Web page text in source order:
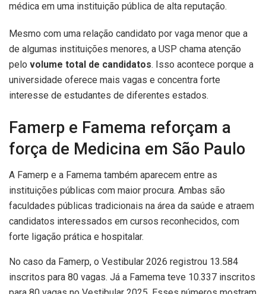
médica em uma instituição pública de alta reputação.
Mesmo com uma relação candidato por vaga menor que a
de algumas instituições menores, a USP chama atenção
pelo volume total de candidatos. Isso acontece porque a
universidade oferece mais vagas e concentra forte
interesse de estudantes de diferentes estados.
Famerp e Famema reforçam a
força de Medicina em São Paulo
A Famerp e a Famema também aparecem entre as
instituições públicas com maior procura. Ambas são
faculdades públicas tradicionais na área da saúde e atraem
candidatos interessados em cursos reconhecidos, com
forte ligação prática e hospitalar.
No caso da Famerp, o Vestibular 2026 registrou 13.584
inscritos para 80 vagas. Já a Famema teve 10.337 inscritos